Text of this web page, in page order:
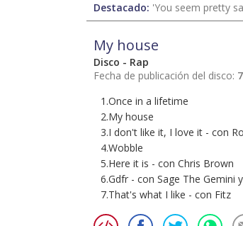
Destacado: 'You seem pretty
My house
Disco - Rap
Fecha de publicación del disco:
1.Once in a lifetime
2.My house
3.I don't like it, I love it - con
4.Wobble
5.Here it is - con Chris Brown
6.Gdfr - con Sage The Gemini
7.That's what I like - con Fitz